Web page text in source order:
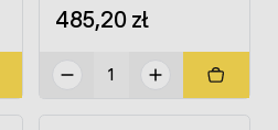
485,20 zł